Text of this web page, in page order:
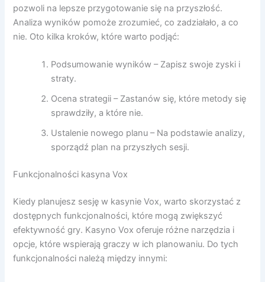
pozwoli na lepsze przygotowanie się na przyszłość.
Analiza wyników pomoże zrozumieć, co zadziałało, a co
nie. Oto kilka kroków, które warto podjąć:
Podsumowanie wyników – Zapisz swoje zyski i
straty.
Ocena strategii – Zastanów się, które metody się
sprawdziły, a które nie.
Ustalenie nowego planu – Na podstawie analizy,
sporządź plan na przyszłych sesji.
Funkcjonalności kasyna Vox
Kiedy planujesz sesję w kasynie Vox, warto skorzystać z
dostępnych funkcjonalności, które mogą zwiększyć
efektywność gry. Kasyno Vox oferuje różne narzędzia i
opcje, które wspierają graczy w ich planowaniu. Do tych
funkcjonalności należą między innymi: